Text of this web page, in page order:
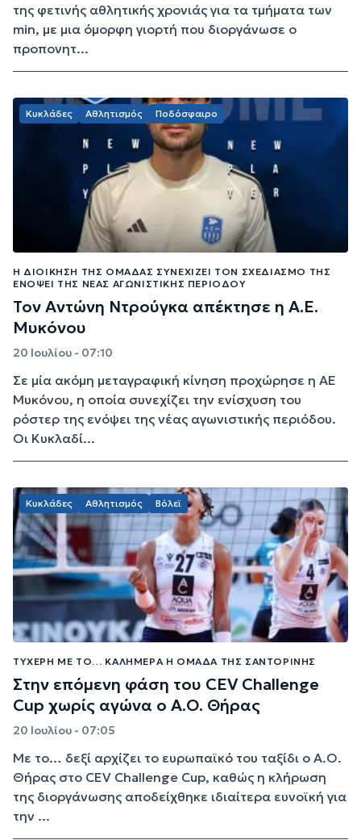
της φετινής αθλητικής χρονιάς για τα τμήματα των
min, με μια όμορφη γιορτή που διοργάνωσε ο
προπονητ...
Κυκλάδες Αθλητισμός Ποδόσφαιρο
Η ΔΙΟΊΚΗΣΗ ΤΗΣ ΟΜΆΔΑΣ ΣΥΝΕΧΊΖΕΙ ΤΟΝ ΣΧΕΔΙΑΣΜΌ ΤΗΣ
ΕΝΌΨΕΙ ΤΗΣ ΝΈΑΣ ΑΓΩΝΙΣΤΙΚΉΣ ΠΕΡΙΌΔΟΥ
Τον Αντώνη Ντρούγκα απέκτησε η Α.Ε.
Μυκόνου
20 Ιουλίου - 07:10
Σε μία ακόμη μεταγραφική κίνηση προχώρησε η ΑΕ
Μυκόνου, η οποία συνεχίζει την ενίσχυση του
ρόστερ της ενόψει της νέας αγωνιστικής περιόδου.
Οι Κυκλαδί...
Κυκλάδες Αθλητισμός Βόλεϊ
ΤΥΧΕΡΉ ΜΕ ΤΟ… ΚΑΛΗΜΈΡΑ Η ΟΜΆΔΑ ΤΗΣ ΣΑΝΤΟΡΊΝΗΣ
Στην επόμενη φάση του CEV Challenge
Cup χωρίς αγώνα ο Α.Ο. Θήρας
20 Ιουλίου - 07:05
Με το… δεξί αρχίζει το ευρωπαϊκό του ταξίδι ο Α.Ο.
Θήρας στο CEV Challenge Cup, καθώς η κλήρωση
της διοργάνωσης αποδείχθηκε ιδιαίτερα ευνοϊκή για
την ...